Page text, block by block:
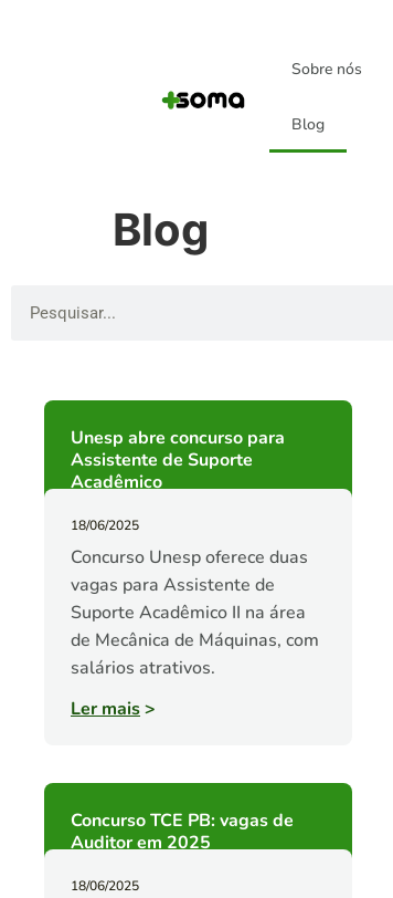
Sobre nós
Blog
Blog
Unesp abre concurso para
Assistente de Suporte
Acadêmico
18/06/2025
Concurso Unesp oferece duas
vagas para Assistente de
Suporte Acadêmico II na área
de Mecânica de Máquinas, com
salários atrativos.
Ler mais>
Concurso TCE PB: vagas de
Auditor em 2025
18/06/2025